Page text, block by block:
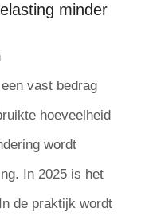
minder
vast bedrag
hoeveelheid
wordt
In 2025 is het
de praktijk wordt